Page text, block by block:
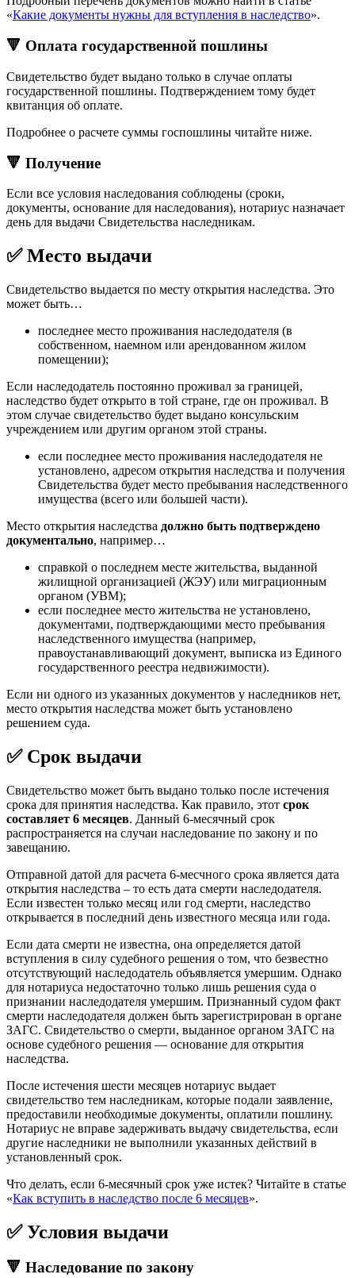
«Какие документы нужны для вступления в наследство».
🔻 Оплата государственной пошлины
Свидетельство будет выдано только в случае оплаты
государственной пошлины. Подтверждением тому будет
квитанция об оплате.
Подробнее о расчете суммы госпошлины читайте ниже.
🔻 Получение
Если все условия наследования соблюдены (сроки,
документы, основание для наследования), нотариус назначает
день для выдачи Свидетельства наследникам.
✅ Место выдачи
Свидетельство выдается по месту открытия наследства. Это
может быть…
последнее место проживания наследодателя (в
собственном, наемном или арендованном жилом
помещении);
Если наследодатель постоянно проживал за границей,
наследство будет открыто в той стране, где он проживал. В
этом случае свидетельство будет выдано консульским
учреждением или другим органом этой страны.
если последнее место проживания наследодателя не
установлено, адресом открытия наследства и получения
Свидетельства будет место пребывания наследственного
имущества (всего или большей части).
Место открытия наследства должно быть подтверждено
документально, например…
справкой о последнем месте жительства, выданной
жилищной организацией (ЖЭУ) или миграционным
органом (УВМ);
если последнее место жительства не установлено,
документами, подтверждающими место пребывания
наследственного имущества (например,
правоустанавливающий документ, выписка из Единого
государственного реестра недвижимости).
Если ни одного из указанных документов у наследников нет,
место открытия наследства может быть установлено
решением суда.
✅ Срок выдачи
Свидетельство может быть выдано только после истечения
срока для принятия наследства. Как правило, этот срок
составляет 6 месяцев. Данный 6-месячный срок
распространяется на случаи наследование по закону и по
завещанию.
Отправной датой для расчета 6-месчного срока является дата
открытия наследства – то есть дата смерти наследодателя.
Если известен только месяц или год смерти, наследство
открывается в последний день известного месяца или года.
Если дата смерти не известна, она определяется датой
вступления в силу судебного решения о том, что безвестно
отсутствующий наследодатель объявляется умершим. Однако
для нотариуса недостаточно только лишь решения суда о
признании наследодателя умершим. Признанный судом факт
смерти наследодателя должен быть зарегистрирован в органе
ЗАГС. Свидетельство о смерти, выданное органом ЗАГС на
основе судебного решения — основание для открытия
наследства.
После истечения шести месяцев нотариус выдает
свидетельство тем наследникам, которые подали заявление,
предоставили необходимые документы, оплатили пошлину.
Нотариус не вправе задерживать выдачу свидетельства, если
другие наследники не выполнили указанных действий в
установленный срок.
Что делать, если 6-месячный срок уже истек? Читайте в статье
«Как вступить в наследство после 6 месяцев».
✅ Условия выдачи
🔻 Наследование по закону